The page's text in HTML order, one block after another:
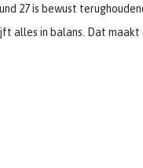
27 is bewust
alles in balans. Dat